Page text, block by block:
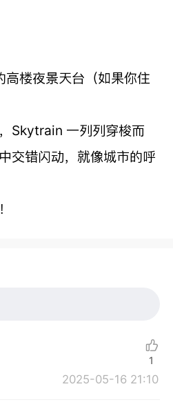
楼夜景天台（如果你住
Skytrain 一列列穿梭而
交错闪动，就像城市的呼
2025-05-16 21:10
1